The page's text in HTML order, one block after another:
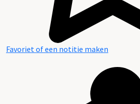
Favoriet of een notitie maken